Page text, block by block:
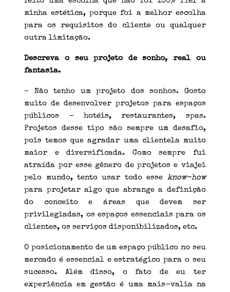
minha estética, porque foi a melhor escolha
para os requisitos do cliente ou qualquer
outra limitação.
Descreva o seu projeto de sonho, real ou
fantasia.
– Não tenho um projeto dos sonhos. Gosto
muito de desenvolver projetos para espaços
públicos – hotéis, restaurantes, spas.
Projetos desse tipo são sempre um desafio,
pois temos que agradar uma clientela muito
maior e diversificada. Como sempre fui
atraída por esse gênero de projetos e viajei
pelo mundo, tento usar todo esse know-how
para projetar algo que abrange a definição
do conceito e áreas que devem ser
privilegiadas, os espaços essenciais para os
clientes, os serviços disponibilizados, etc.
O posicionamento de um espaço público no seu
mercado é essencial e estratégico para o seu
sucesso. Além disso, o fato de eu ter
experiência em gestão é uma mais-valia na